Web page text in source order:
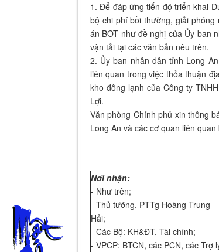
1. Để đáp ứng tiến độ triển khai
bộ chi phí bồi thường, giải
án BOT như đề nghị của Ủy ban
vận tải tại các văn bản nêu trên.
2. Ủy ban nhân dân tỉnh Long
liên quan trong việc thỏa thuận
kho đông lạnh của Công ty
Lợi.
Văn phòng Chính phủ xin thông
Long An và các cơ quan liên
Nơi nhận:
- Như trên;
- Thủ tướng, PTTg Hoàng Trung
Hải;
- Các Bộ: KH&ĐT, Tài chính;
- VPCP: BTCN, các PCN, các Trợ